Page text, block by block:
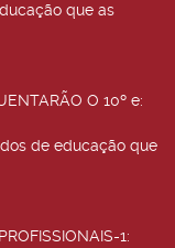
que as
O 10º e:
de educação que
1: